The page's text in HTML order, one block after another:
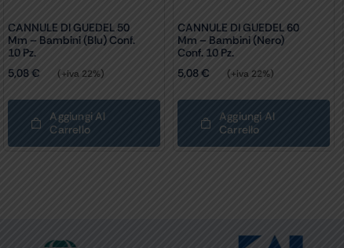
CANNULE DI GUEDEL 50
Mm – Bambini (blu) Conf.
10 Pz.
5,08€ (+iva 22%)
Aggiungi Al
Carrello
CANNULE DI GUEDEL 60
Mm – Bambini (nero)
Conf. 10 Pz.
5,08€ (+iva 22%)
Aggiungi Al
Carrello